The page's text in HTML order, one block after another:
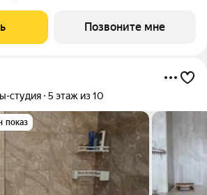
дизайна и северной эстетики. В
удачно
Позвоните мне
студия 5 этаж из 10
показ